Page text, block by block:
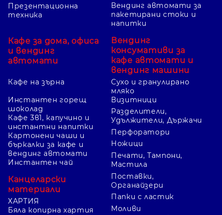
Презентационна
техника
Кафе за дома, офиса
и вендинг
автомати
Кафе на зърна
Вендинг автомати за
пакетирани стоки и
напитки
Вендинг
консумативи за
кафе автомати и
вендинг машини
Сухо и гранулирано
мляко
Инстантен горещ
шоколад
Кафе 3в1, капучино и
инстантни напитки
Картонени чаши и
бъркалки за кафе и
вендинг автомати
Инстантен чай
Канцеларски
материали
ХАРТИЯ
Бяла копирна хартия
Визитници
Разделители,
Удължители, Държачи
Перфоратори
Ножици
Печати, Тампони,
Мастила
Поставки,
Органайзери
Папки с ластик
Моливи